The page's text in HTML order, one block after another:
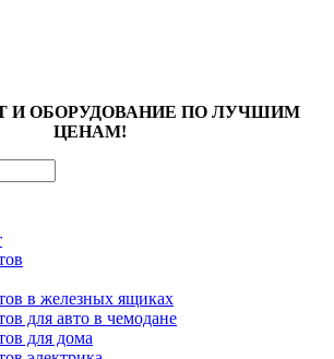
И ОБОРУДОВАНИЕ ПО ЛУЧШИМ
ЦЕНАМ!
в железных ящиках
для авто в чемодане
для дома